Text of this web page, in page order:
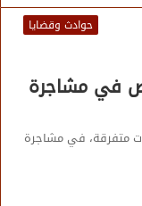
حوادث وقضايا
.. إصابة 5 أشخاص في مشاجرة
5 أشخاص بإصابات متفرقة، في مشاجرة